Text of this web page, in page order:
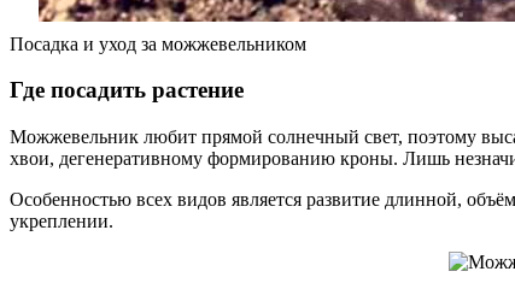
Посадка и уход за можжевельником
Где посадить растение
Можжевельник любит прямой солнечный свет, поэтому
хвои, дегенеративному формированию кроны. Лишь
Особенностью всех видов является развитие длинной,
укреплении.